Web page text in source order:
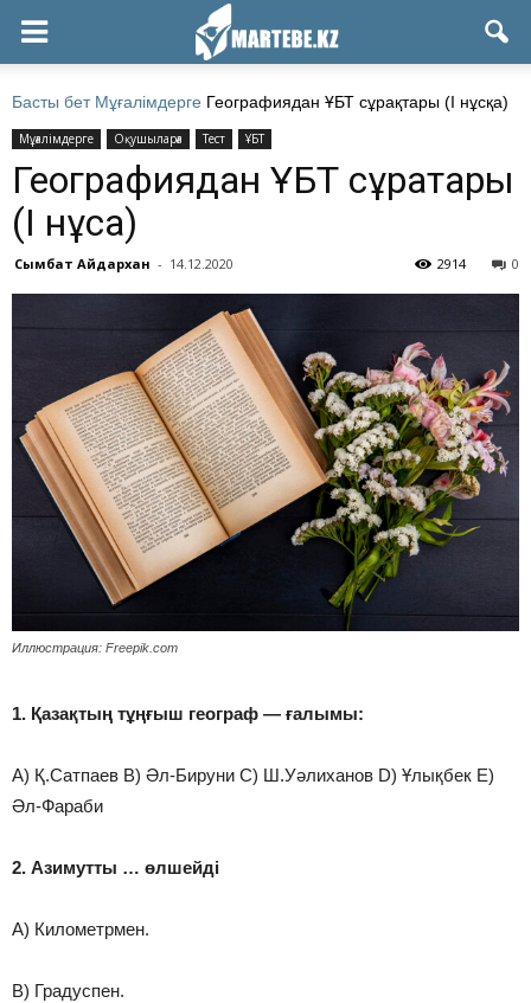
Басты бет Мұғалімдерге Географиядан ҰБТ сұрақтары (І нұсқа)
Мұғалімдерге Оқушыларға Тест ҰБТ
Географиядан ҰБТ сұрақтары
(І нұсқа)
Сымбат Айдархан - 14.12.2020 0
2914
Иллюстрация: Freepik.com
1. Қазақтың тұңғыш географ — ғалымы:
A) Қ.Сатпаев B) Әл-Бируни C) Ш.Уәлиханов D) Ұлықбек E)
Әл-Фараби
2. Азимутты … өлшейді
A) Километрмен.
B) Градуспен.